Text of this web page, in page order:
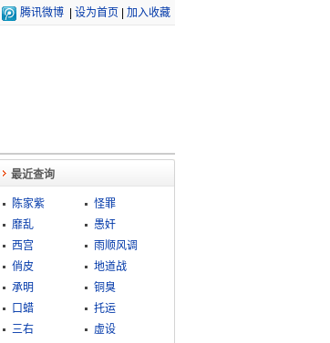
腾讯微博 设为首页 加入收藏
最近查询
陈家紫
怪罪
靡乱
愚奸
西宫
雨顺风调
俏皮
地道战
承明
铜臭
口蜡
托运
三右
虚设